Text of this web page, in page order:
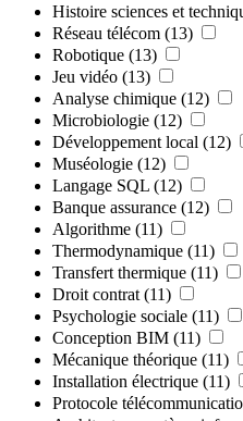
Histoire sciences et
Réseau télécom (13)
Robotique (13)
Jeu vidéo (13)
Analyse chimique (12)
Microbiologie (12)
Développement local (12)
Muséologie (12)
Langage SQL (12)
Banque assurance (12)
Algorithme (11)
Thermodynamique (11)
Transfert thermique (11)
Droit contrat (11)
Psychologie sociale (11)
Conception BIM (11)
Mécanique théorique (11)
Installation électrique (11)
Protocole